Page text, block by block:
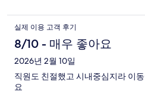
실제 이용 고객 후기
8/10 - 매우 좋아요
2026년 2월 10일
직원도 친절했고 시내중심지라 이
요